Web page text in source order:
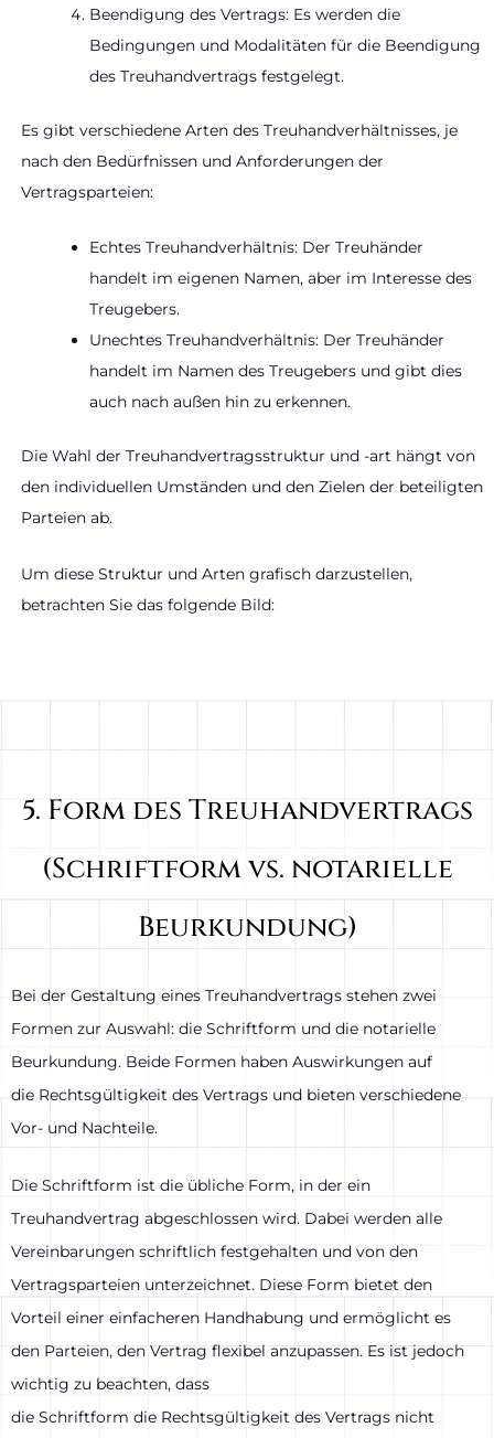
Beendigung des Vertrags: Es werden die
Bedingungen und Modalitäten für die Beendigung
des Treuhandvertrags festgelegt.
Es gibt verschiedene Arten des Treuhandverhältnisses, je
nach den Bedürfnissen und Anforderungen der
Vertragsparteien:
Echtes Treuhandverhältnis: Der Treuhänder
handelt im eigenen Namen, aber im Interesse des
Treugebers.
Unechtes Treuhandverhältnis: Der Treuhänder
handelt im Namen des Treugebers und gibt dies
auch nach außen hin zu erkennen.
Die Wahl der Treuhandvertragsstruktur und -art hängt von
den individuellen Umständen und den Zielen der beteiligten
Parteien ab.
Um diese Struktur und Arten grafisch darzustellen,
betrachten Sie das folgende Bild:
5. Form des Treuhandvertrags
(Schriftform vs. notarielle
Beurkundung)
Bei der Gestaltung eines Treuhandvertrags stehen zwei
Formen zur Auswahl: die Schriftform und die notarielle
Beurkundung. Beide Formen haben Auswirkungen auf
die Rechtsgültigkeit des Vertrags und bieten verschiedene
Vor- und Nachteile.
Die Schriftform ist die übliche Form, in der ein
Treuhandvertrag abgeschlossen wird. Dabei werden alle
Vereinbarungen schriftlich festgehalten und von den
Vertragsparteien unterzeichnet. Diese Form bietet den
Vorteil einer einfacheren Handhabung und ermöglicht es
den Parteien, den Vertrag flexibel anzupassen. Es ist jedoch
wichtig zu beachten, dass
die Schriftform die Rechtsgültigkeit des Vertrags nicht